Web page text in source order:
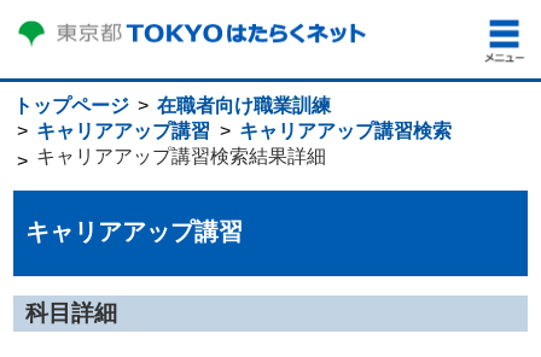
トップページ
在職者向け職業訓練
キャリアアップ講習
キャリアアップ講習検索
キャリアアップ講習検索結果詳細
キャリアアップ講習
科目詳細